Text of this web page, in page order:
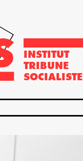
INSTITUT
TRIBUNE
SOCIALISTE